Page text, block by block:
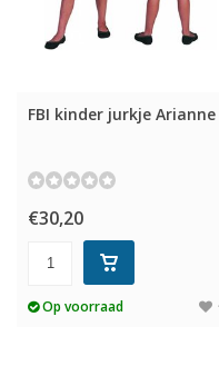
FBI kinder jurkje Arianne
€30,20
Op voorraad